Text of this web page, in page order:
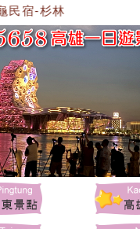
宿-杉林民宿-美濃景